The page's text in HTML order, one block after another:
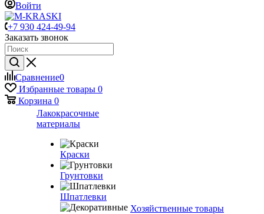
Войти
+7 930 424-49-94
Заказать звонок
Сравнение0
Избранные товары 0
Корзина 0
Лакокрасочные
материалы
Краски
Грунтовки
Шпатлевки
Хозяйственные товары